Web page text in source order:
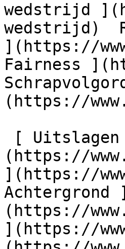
wedstrijd
wedstrijd)
](https://
Fairness
(https://
(https://
](https://
Achtergrond ]
(https://
](https://